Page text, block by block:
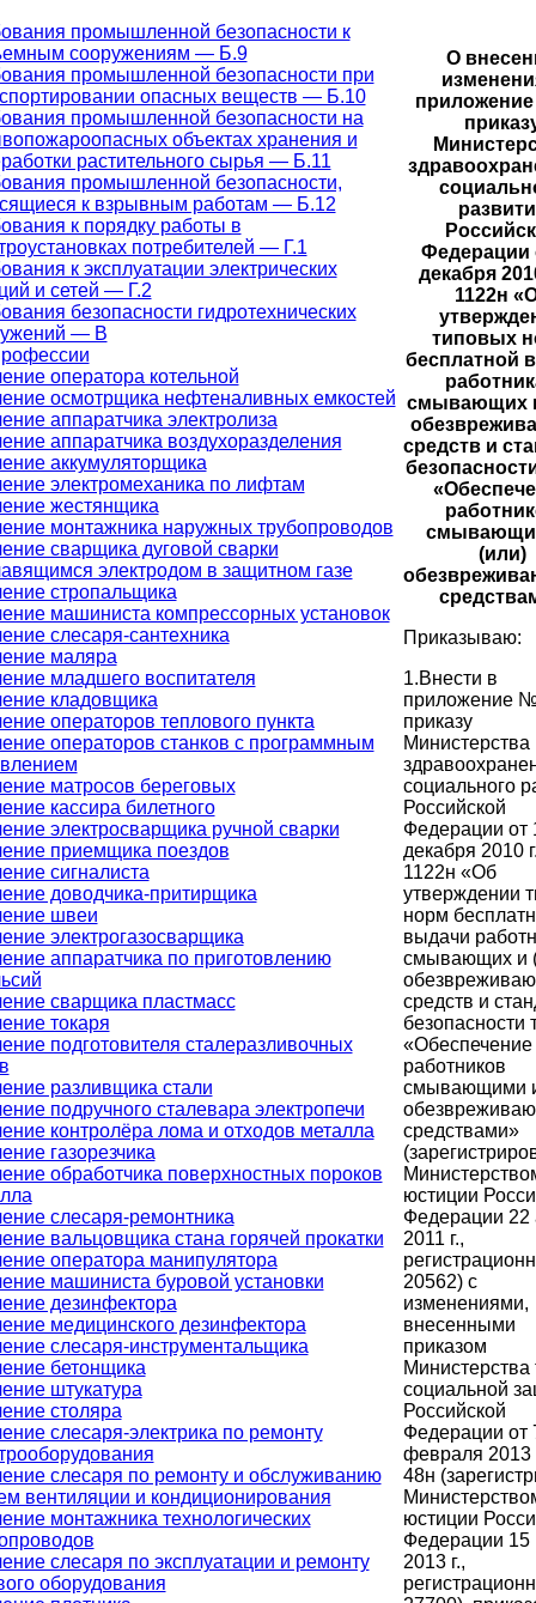
промышленной безопасности к
сооружениям — Б.9
промышленной безопасности при
опасных веществ — Б.10
промышленной безопасности на
объектах хранения и
растительного сырья — Б.11
промышленной безопасности,
к взрывным работам — Б.12
к порядку работы в
потребителей — Г.1
к эксплуатации электрических
и сетей — Г.2
безопасности гидротехнических
— В
оператора котельной
осмотрщика нефтеналивных емкостей
аппаратчика электролиза
аппаратчика воздухоразделения
аккумуляторщика
электромеханика по лифтам
жестянщика
монтажника наружных трубопроводов
сварщика дуговой сварки
электродом в защитном газе
стропальщика
машиниста компрессорных установок
слесаря-сантехника
маляра
младшего воспитателя
кладовщика
операторов теплового пункта
операторов станков с программным
матросов береговых
кассира билетного
электросварщика ручной сварки
приемщика поездов
сигналиста
доводчика-притирщика
швеи
электрогазосварщика
аппаратчика по приготовлению
сварщика пластмасс
токаря
подготовителя сталеразливочных
разливщика стали
подручного сталевара электропечи
контролёра лома и отходов металла
газорезчика
обработчика поверхностных пороков
слесаря-ремонтника
вальцовщика стана горячей прокатки
оператора манипулятора
машиниста буровой установки
дезинфектора
медицинского дезинфектора
слесаря-инструментальщика
бетонщика
штукатура
столяра
слесаря-электрика по ремонту
слесаря по ремонту и обслуживанию
вентиляции и кондиционирования
монтажника технологических
слесаря по эксплуатации и ремонту
оборудования
О
Федерации
декабря
1122н
типовых
бесплатной
смывающих
средств и
(или)
Приказываю:
1.Внести в
приложение
приказу
Министерства
социального
Российской
Федерации от
декабря 2010
1122н «Об
утверждении
норм
выдачи
смывающих и
средств и
безопасности
«Обеспечение
работников
смывающими
средствами»
юстиции
Федерации 22
2011 г.,
20562) с
изменениями,
внесенными
приказом
Министерства
социальной
Российской
Федерации от
февраля 2013
48н
юстиции
Федерации 15
2013 г.,